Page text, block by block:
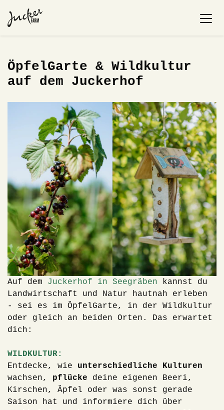
ÖpfelGarte & Wildkultur
auf dem Juckerhof
Auf dem Juckerhof in Seegräben kannst du
Landwirtschaft und Natur hautnah erleben
- sei es im ÖpfelGarte, in der Wildkultur
oder gleich an beiden Orten. Das erwartet
dich:
WILDKULTUR:
Entdecke, wie unterschiedliche Kulturen
wachsen, pflücke deine eigenen Beeri,
Kirschen, Äpfel oder was sonst gerade
Saison hat und informiere dich über